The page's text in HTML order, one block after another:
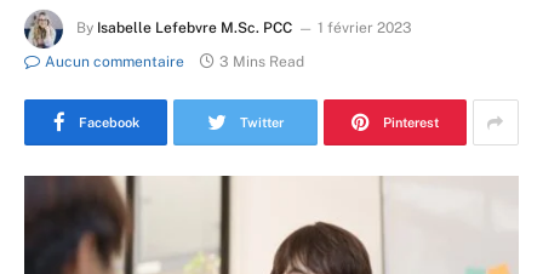
By Isabelle Lefebvre M.Sc. PCC
1 février 2023
Aucun commentaire
3 Mins Read
Facebook Twitter Pinterest